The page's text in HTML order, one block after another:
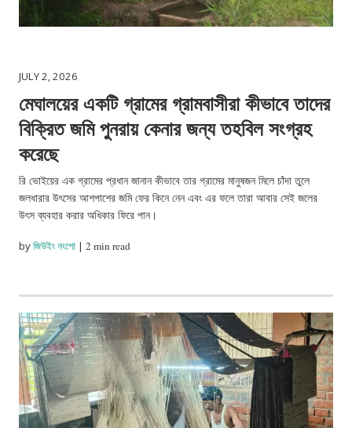
JULY 2, 2026
মেঘালয়ের একটি গ্রামের গ্রামবাসীরা কীভাবে তাদের
বিক্রিত জমি পুনরায় কেনার জন্য তহবিল সংগ্রহ
করেছে
রি ভোইয়ের এক গ্রামের প্রধান জানান কীভাবে তার গ্রামের মানুষজন মিলে চাঁদা তুলে
জলধারার উৎসের আশপাশের জমি ফের কিনে নেন এবং এর ফলে তারা আবার সেই জলের
উৎস ব্যবহার করার অধিকার ফিরে পান।
byজিউইং নংপো |2 min read